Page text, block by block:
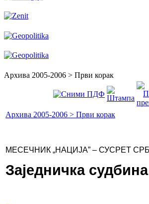
Архива 2005-2006 > Први корак
Архива 2005-2006 > Први корак
МЕСЕЧНИК „НАЦИЈА” – СУСРЕТ
Заједничка